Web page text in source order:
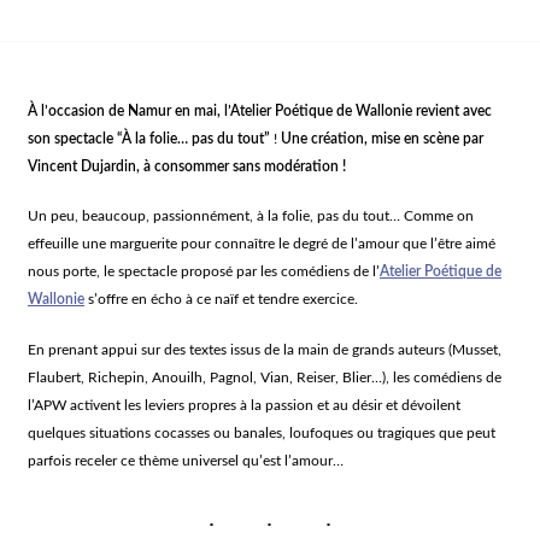
À l’occasion de Namur en mai, l’Atelier Poétique de Wallonie revient avec
son spectacle “À la folie… pas du tout” ! Une création, mise en scène par
Vincent Dujardin, à consommer sans modération !
Un peu, beaucoup, passionnément, à la folie, pas du tout… Comme on
effeuille une marguerite pour connaître le degré de l’amour que l’être aimé
nous porte, le spectacle proposé par les comédiens de l’Atelier Poétique de
Wallonie s’offre en écho à ce naïf et tendre exercice.
En prenant appui sur des textes issus de la main de grands auteurs (Musset,
Flaubert, Richepin, Anouilh, Pagnol, Vian, Reiser, Blier…), les comédiens de
l’APW activent les leviers propres à la passion et au désir et dévoilent
quelques situations cocasses ou banales, loufoques ou tragiques que peut
parfois receler ce thème universel qu’est l’amour…